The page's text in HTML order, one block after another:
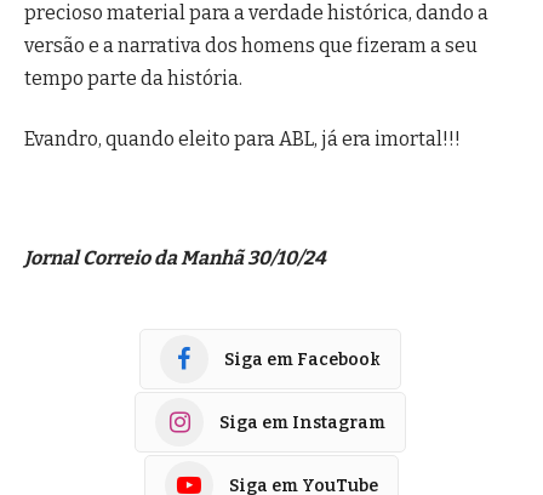
precioso material para a verdade histórica, dando a
versão e a narrativa dos homens que fizeram a seu
tempo parte da história.
Evandro, quando eleito para ABL, já era imortal!!!
Jornal Correio da Manhã 30/10/24
Siga em Facebook
Siga em Instagram
Siga em YouTube